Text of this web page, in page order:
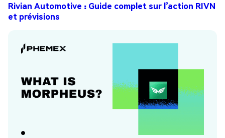
Rivian Automotive : Guide complet sur l’action RIVN
et prévisions